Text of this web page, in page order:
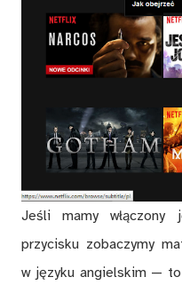
Jeśli mamy włączony
przycisku zobaczymy
w języku angielskim —